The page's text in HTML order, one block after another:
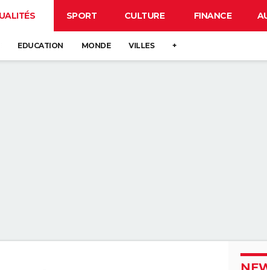
SPORT CULTURE FINANCE
EDUCATION MONDE VILLES +